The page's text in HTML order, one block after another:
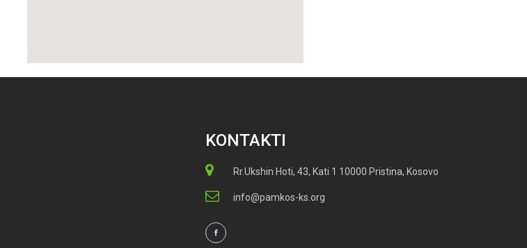
KONTAKTI
Rr.Ukshin Hoti, 43, Kati 1 10000 Pristina, Kosovo
info@pamkos-ks.org